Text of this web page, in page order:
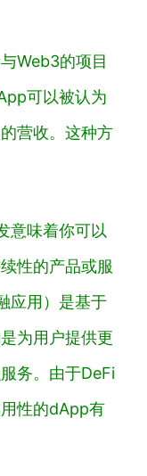
Web3的项目
可以被认为
营收。这种方
意味着你可以
性的产品或服
应用）是基于
为用户提供更
务。由于DeFi
性的dApp有